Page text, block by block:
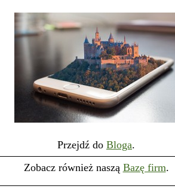
Przejdź do Bloga.
Zobacz również naszą Bazę firm.